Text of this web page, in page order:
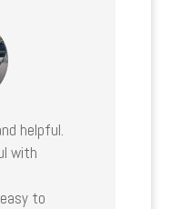
helpful.
with
to